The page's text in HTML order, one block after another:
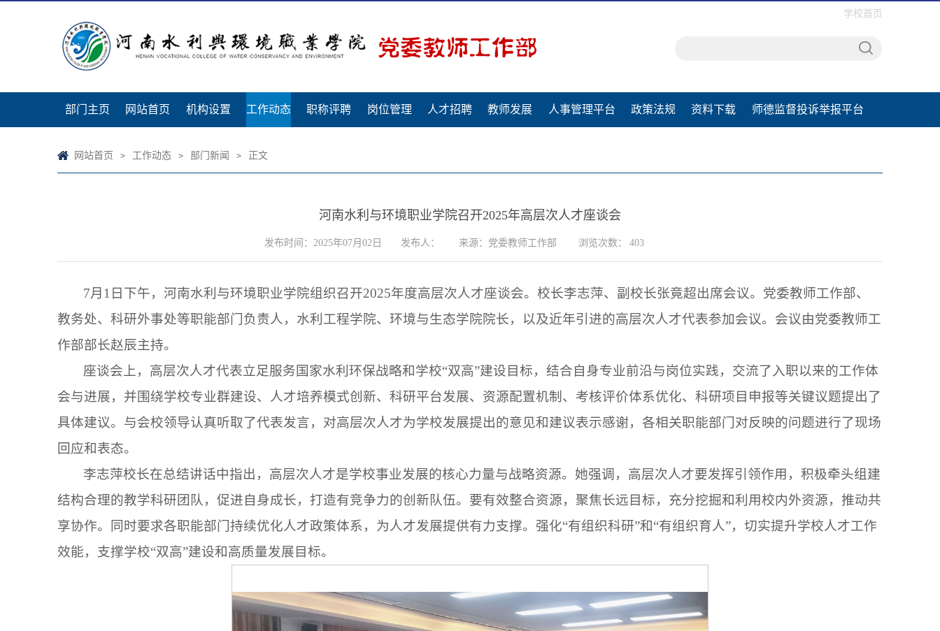
学校首页
部门主页 网站首页 机构设置 工作动态 职称评聘 岗位管理 人才招聘 教师发展 人事管理平台 政策法规 资料下载 师德监督投诉举报平台
网站首页 > 工作动态 > 部门新闻 > 正文
河南水利与环境职业学院召开2025年高层次人才座谈会
发布时间：2025年07月02日 发布人： 来源：党委教师工作部 浏览次数： 403
7月1日下午，河南水利与环境职业学院组织召开2025年度高层次人才座谈会。校长李志萍、副校长张竟超出席会议。党委教师工作部、
教务处、科研外事处等职能部门负责人，水利工程学院、环境与生态学院院长，以及近年引进的高层次人才代表参加会议。会议由党委教师工
作部部长赵辰主持。
座谈会上，高层次人才代表立足服务国家水利环保战略和学校“双高”建设目标，结合自身专业前沿与岗位实践，交流了入职以来的工作体
会与进展，并围绕学校专业群建设、人才培养模式创新、科研平台发展、资源配置机制、考核评价体系优化、科研项目申报等关键议题提出了
具体建议。与会校领导认真听取了代表发言，对高层次人才为学校发展提出的意见和建议表示感谢，各相关职能部门对反映的问题进行了现场
回应和表态。
李志萍校长在总结讲话中指出，高层次人才是学校事业发展的核心力量与战略资源。她强调，高层次人才要发挥引领作用，积极牵头组建
结构合理的教学科研团队，促进自身成长，打造有竞争力的创新队伍。要有效整合资源，聚焦长远目标，充分挖掘和利用校内外资源，推动共
享协作。同时要求各职能部门持续优化人才政策体系，为人才发展提供有力支撑。强化“有组织科研”和“有组织育人”，切实提升学校人才工作
效能，支撑学校“双高”建设和高质量发展目标。